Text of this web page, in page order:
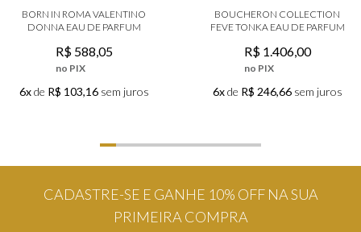
BORN IN ROMA VALENTINO
DONNA EAU DE PARFUM
R$ 588,05
no PIX
6xde R$ 103,16sem juros
BOUCHERON COLLECTION
FEVE TONKA EAU DE PARFUM
R$ 1.406,00
no PIX
6xde R$ 246,66sem juros
CADASTRE-SE E GANHE 10% OFF NA SUA
PRIMEIRA COMPRA